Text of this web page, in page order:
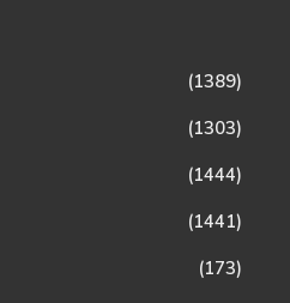
(1389)
(1303)
(1444)
(1441)
(173)